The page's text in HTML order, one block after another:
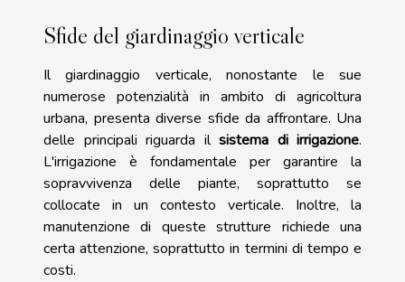
Sfide del giardinaggio verticale
Il giardinaggio verticale, nonostante le sue
numerose potenzialità in ambito di agricoltura
urbana, presenta diverse sfide da affrontare. Una
delle principali riguarda il sistema di irrigazione.
L'irrigazione è fondamentale per garantire la
sopravvivenza delle piante, soprattutto se
collocate in un contesto verticale. Inoltre, la
manutenzione di queste strutture richiede una
certa attenzione, soprattutto in termini di tempo e
costi.